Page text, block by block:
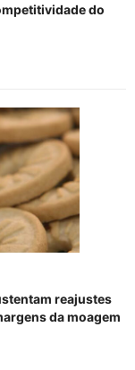
do
reajustes
da moagem